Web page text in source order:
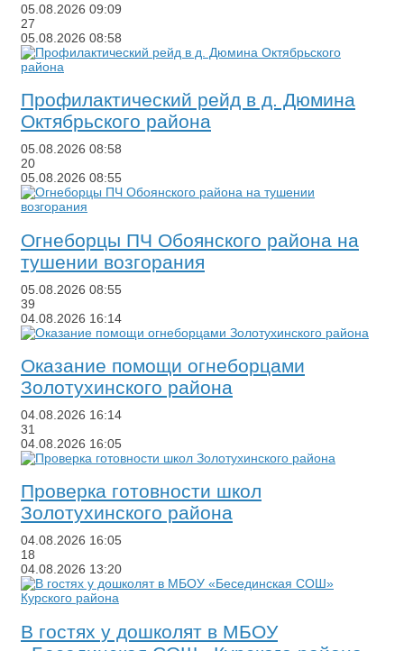
05.08.2026 09:09
27
05.08.2026 08:58
​Профилактический рейд в д. Дюмина
Октябрьского района
05.08.2026 08:58
20
05.08.2026 08:55
​Огнеборцы ПЧ Обоянского района на
тушении возгорания
05.08.2026 08:55
39
04.08.2026 16:14
Оказание помощи огнеборцами
Золотухинского района
04.08.2026 16:14
31
04.08.2026 16:05
​Проверка готовности школ
Золотухинского района
04.08.2026 16:05
18
04.08.2026 13:20
​В гостях у дошколят в МБОУ